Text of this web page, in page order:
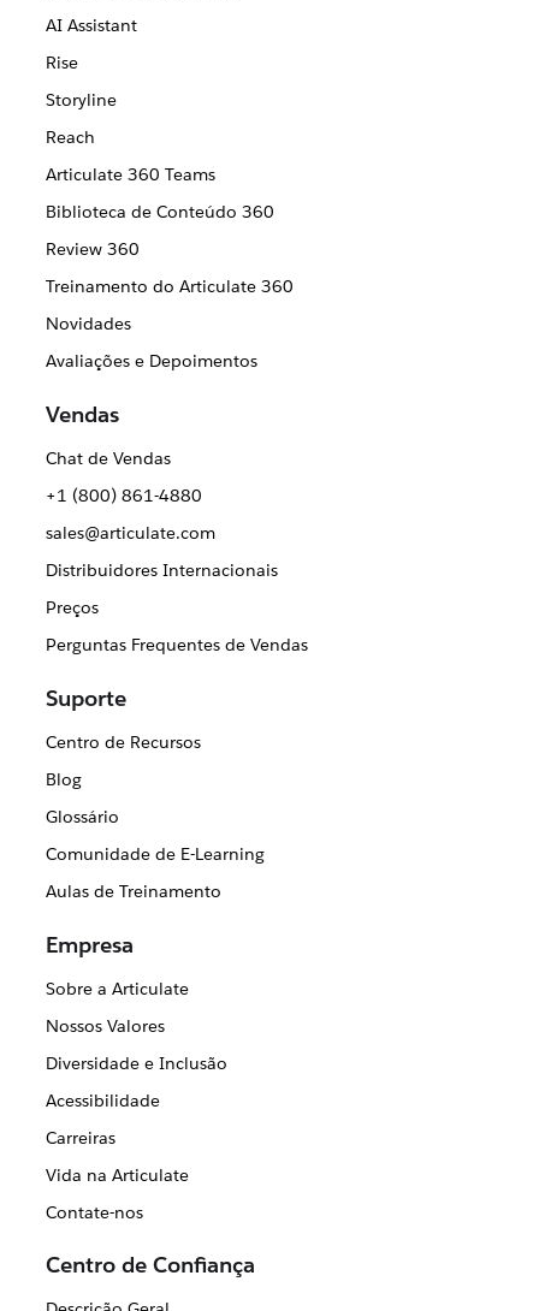
AI Assistant
Rise
Storyline
Reach
Articulate 360 Teams
Biblioteca de Conteúdo 360
Review 360
Treinamento do Articulate 360
Novidades
Avaliações e Depoimentos
Vendas
Chat de Vendas
+1 (800) 861-4880
sales@articulate.com
Distribuidores Internacionais
Preços
Perguntas Frequentes de Vendas
Suporte
Centro de Recursos
Blog
Glossário
Comunidade de E-Learning
Aulas de Treinamento
Empresa
Sobre a Articulate
Nossos Valores
Diversidade e Inclusão
Acessibilidade
Carreiras
Vida na Articulate
Contate-nos
Centro de Confiança